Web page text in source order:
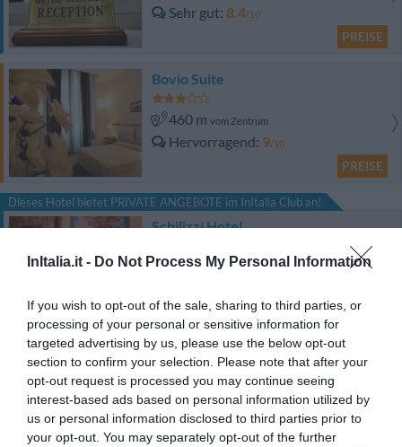
InItalia.it - Do Not Process My Personal Information
If you wish to opt-out of the sale, sharing to third parties, or
processing of your personal or sensitive information for
targeted advertising by us, please use the below opt-out
section to confirm your selection. Please note that after your
opt-out request is processed you may continue seeing
interest-based ads based on personal information utilized by
us or personal information disclosed to third parties prior to
your opt-out. You may separately opt-out of the further
Sehr gut 8.4/10
PREISE
Bovio Suite
460 m vom Zentrum
Hervorragend 9/10
PREISE
Dieses Hotel bietet PRIVATE ANGEBOTE im InItalia Club an!
Schilizzi Hotel
420 mvom Zentrum
PREISE
Dieses Hotel bietet PRIVATE ANGEBOTE im InItalia Club an!
Hotel Real Orto Botanico
2.36 kmvom Zentrum
Fabelhaft 8.9/10